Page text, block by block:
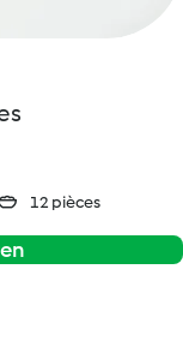
12 pièces